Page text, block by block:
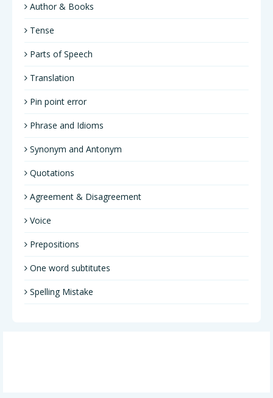
Author & Books
Tense
Parts of Speech
Translation
Pin point error
Phrase and Idioms
Synonym and Antonym
Quotations
Agreement & Disagreement
Voice
Prepositions
One word subtitutes
Spelling Mistake